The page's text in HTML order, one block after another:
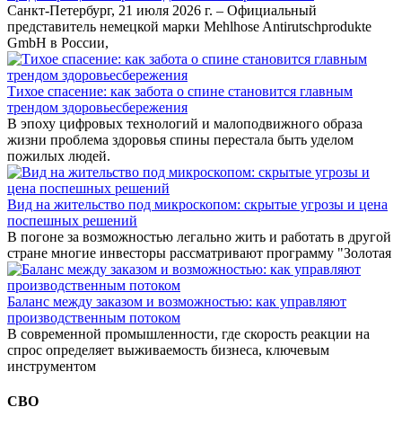
Санкт-Петербург, 21 июля 2026 г. – Официальный
представитель немецкой марки Mehlhose Antirutschprodukte
GmbH в России,
Тихое спасение: как забота о спине становится главным
трендом здоровьесбережения
В эпоху цифровых технологий и малоподвижного образа
жизни проблема здоровья спины перестала быть уделом
пожилых людей.
Вид на жительство под микроскопом: скрытые угрозы и цена
поспешных решений
В погоне за возможностью легально жить и работать в другой
стране многие инвесторы рассматривают программу "Золотая
Баланс между заказом и возможностью: как управляют
производственным потоком
В современной промышленности, где скорость реакции на
спрос определяет выживаемость бизнеса, ключевым
инструментом
СВО